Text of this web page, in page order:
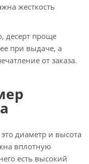
жесткость
десерт проще
при выдаче, а
от заказа.
диаметр и высота
вплотную
есть высокий